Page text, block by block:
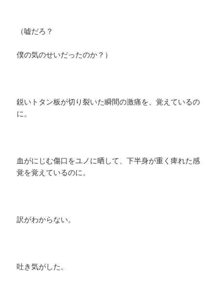
（嘘だろ？
僕の気のせいだったのか？）
鋭いトタン板が切り裂いた瞬間の激痛を、覚えているの
に。
血がにじむ傷口をユノに晒して、下半身が重く痺れた感
覚を覚えているのに。
訳がわからない。
吐き気がした。